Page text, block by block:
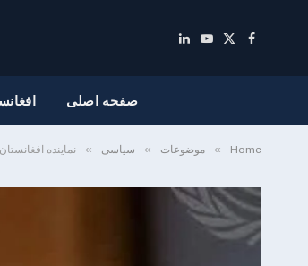
Facebook
X
YouTube
LinkedIn
صفحه اصلی
Home
» موضوعات » سیاسی » نماینده